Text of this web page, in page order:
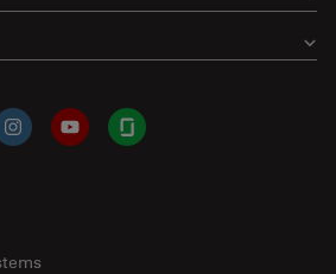
InstagramYouTubeGlassdoor